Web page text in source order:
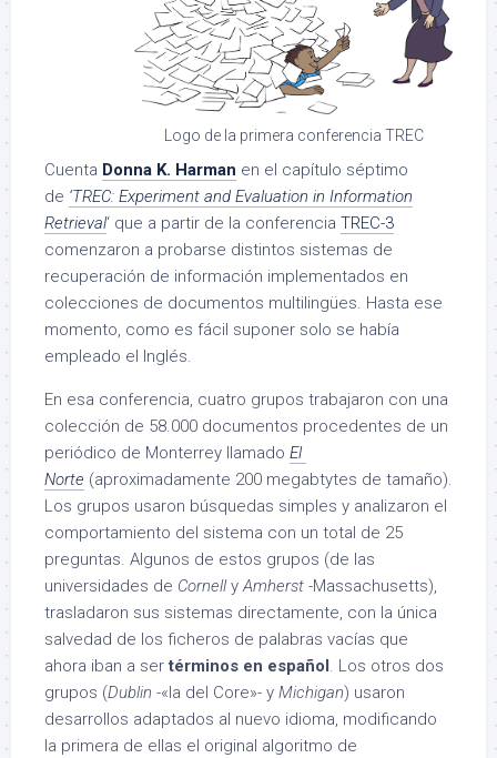
Logo de la primera conferencia TREC
Cuenta Donna K. Harman en el capítulo séptimo
de ‘TREC: Experiment and Evaluation in Information
Retrieval‘ que a partir de la conferencia TREC-3
comenzaron a probarse distintos sistemas de
recuperación de información implementados en
colecciones de documentos multilingües. Hasta ese
momento, como es fácil suponer solo se había
empleado el Inglés.
En esa conferencia, cuatro grupos trabajaron con una
colección de 58.000 documentos procedentes de un
periódico de Monterrey llamado El
Norte (aproximadamente 200 megabtytes de tamaño).
Los grupos usaron búsquedas simples y analizaron el
comportamiento del sistema con un total de 25
preguntas. Algunos de estos grupos (de las
universidades de CornellyAmherst -Massachusetts),
trasladaron sus sistemas directamente, con la única
salvedad de los ficheros de palabras vacías que
ahora iban a sertérminos en español. Los otros dos
grupos (Dublin -«la del Core»- y Michigan) usaron
desarrollos adaptados al nuevo idioma, modificando
la primera de ellas el original algoritmo de